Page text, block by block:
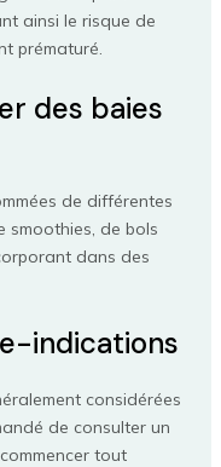
ainsi le risque de
prématuré.
des baies
de différentes
smoothies, de bols
dans des
indications
considérées
de consulter un
tout